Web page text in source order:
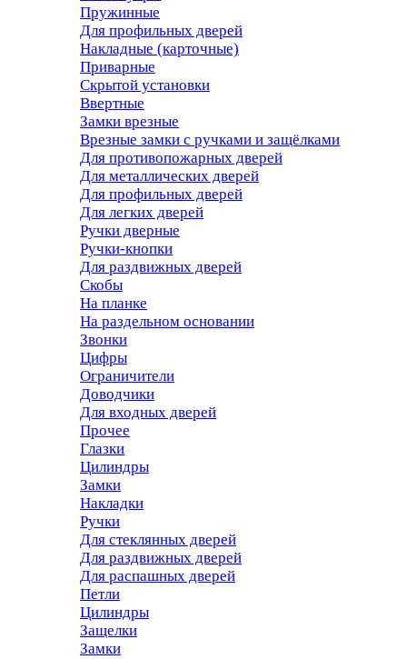
Пружинные
Для профильных дверей
Накладные (карточные)
Приварные
Скрытой установки
Ввертные
Замки врезные
Врезные замки с ручками и защёлками
Для противопожарных дверей
Для металлических дверей
Для профильных дверей
Для легких дверей
Ручки дверные
Ручки-кнопки
Для раздвижных дверей
Скобы
На планке
На раздельном основании
Звонки
Цифры
Ограничители
Доводчики
Для входных дверей
Прочее
Глазки
Цилиндры
Замки
Накладки
Ручки
Для стеклянных дверей
Для раздвижных дверей
Для распашных дверей
Петли
Цилиндры
Защелки
Замки